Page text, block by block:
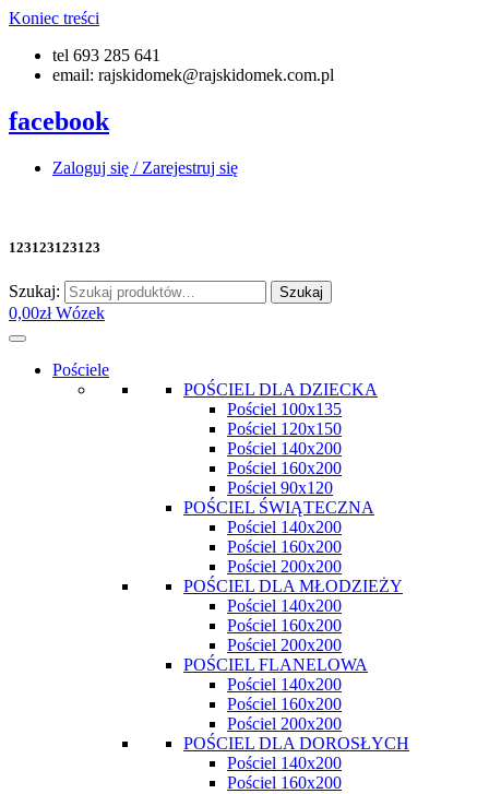
Koniec treści
tel 693 285 641
email: rajskidomek@rajskidomek.com.pl
facebook
Zaloguj się / Zarejestruj się
123123123123
Szukaj: Szukaj
0,00zł Wózek
Pościele
POŚCIEL DLA DZIECKA
Pościel 100x135
Pościel 120x150
Pościel 140x200
Pościel 160x200
Pościel 90x120
POŚCIEL ŚWIĄTECZNA
Pościel 140x200
Pościel 160x200
Pościel 200x200
POŚCIEL DLA MŁODZIEŻY
Pościel 140x200
Pościel 160x200
Pościel 200x200
POŚCIEL FLANELOWA
Pościel 140x200
Pościel 160x200
Pościel 200x200
POŚCIEL DLA DOROSŁYCH
Pościel 140x200
Pościel 160x200